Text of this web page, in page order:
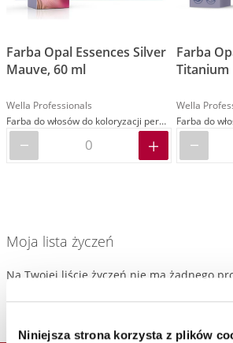
Niniejsza strona korzysta z plików
Farba Opal Essences Silver
Mauve, 60 ml
Wella Professionals
Farba do włosów do koloryzacji permanentnej
Farba
Titanium
Wella
Moja lista życzeń
Na Twojej liście życzeń nie ma żadnego